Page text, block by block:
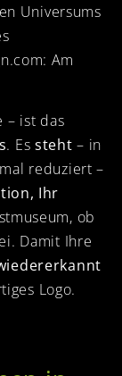
Universums
Am
– ist das
. Es steht– in
reduziert –
Ihr
ob
Damit Ihre
Logo.